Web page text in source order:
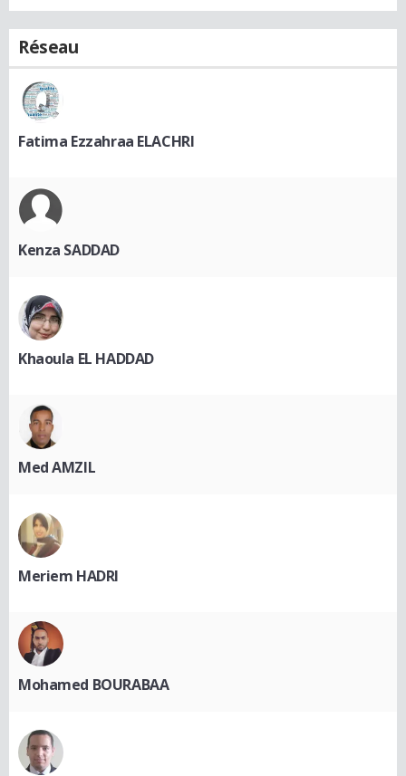
Réseau
Fatima Ezzahraa ELACHRI
Kenza SADDAD
Khaoula EL HADDAD
Med AMZIL
Meriem HADRI
Mohamed BOURABAA